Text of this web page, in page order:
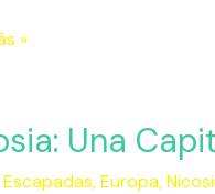
»
Una
Escapadas,Europa,